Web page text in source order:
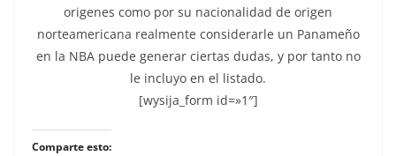
origenes como por su nacionalidad de origen
norteamericana realmente considerarle un Panameño
en la NBA puede generar ciertas dudas, y por tanto no
le incluyo en el listado.
[wysija_form id=»1″]
Comparte esto: